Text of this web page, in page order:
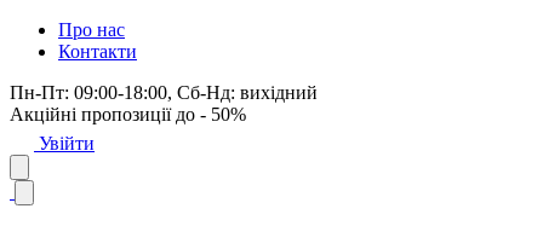
Про нас
Контакти
Пн-Пт: 09:00-18:00, Сб-Нд: вихідний
Акційні пропозиції до - 50%
Увійти